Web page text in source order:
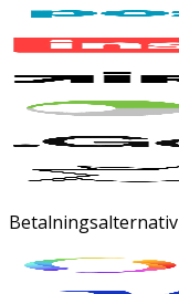
Betalningsalternativ